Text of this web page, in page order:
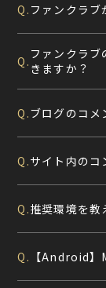
Q. ファンクラブ
Q. ファンクラ
きますか？
Q.ブログのコメ
Q.サイト内のコ
Q.推奨環境を教
Q. 【Android】